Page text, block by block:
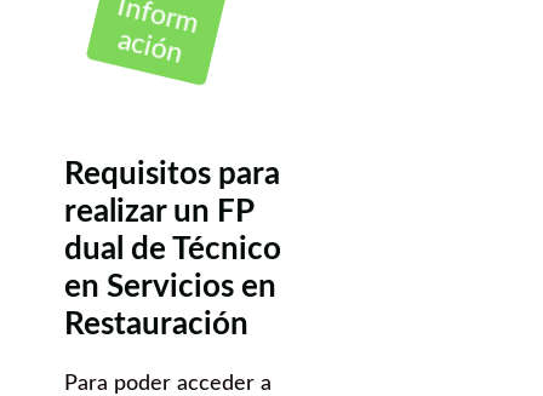
Inform
ación
Requisitos para
realizar un FP
dual de Técnico
en Servicios en
Restauración
Para poder acceder a